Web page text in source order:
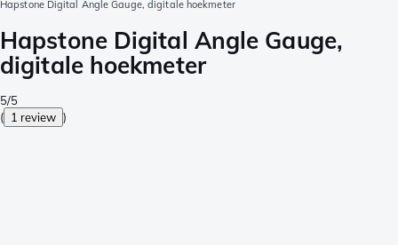
Hapstone Digital Angle Gauge, digitale hoekmeter
Hapstone Digital Angle Gauge,
digitale hoekmeter
5/5
( 1 review )